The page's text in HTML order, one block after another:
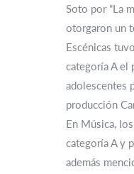
Soto por “La
otorgaron un
Escénicas
categoría A el
adolescentes
producción
En Música,
categoría A y
además